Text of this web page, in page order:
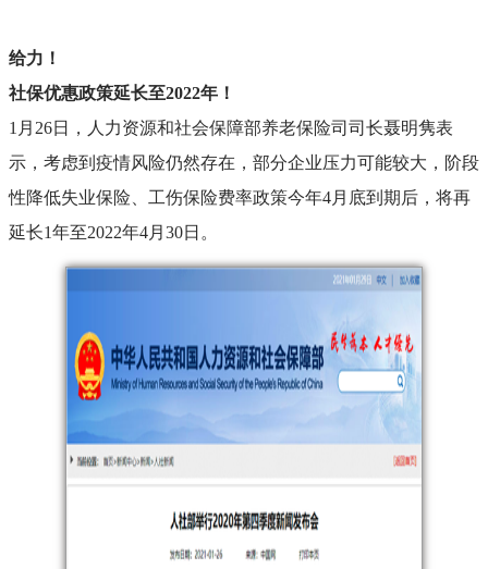
给力！
社保优惠政策延长至2022年！
1月26日，人力资源和社会保障部养老保险司司长聂明隽表
示，考虑到疫情风险仍然存在，部分企业压力可能较大，阶段
性降低失业保险、工伤保险费率政策今年4月底到期后，将再
延长1年至2022年4月30日。